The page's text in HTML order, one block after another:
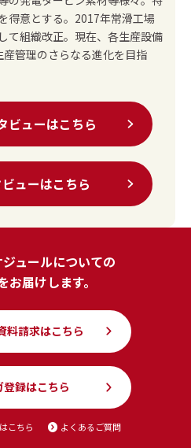
得意とする。2017年常滑工場
て組織改正。現在、各生産設備
管理のさらなる進化を目指
ビューはこちら
ューはこちら
ュールについての
お届けします。
料請求はこちら
登録はこちら
こちら よくあるご質問